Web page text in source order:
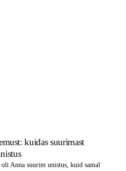
kuidas suurimast
Anna suurim unistus, kuid samal